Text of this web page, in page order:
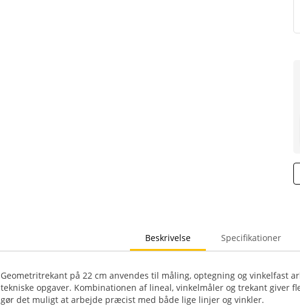
Beskrivelse Specifikationer
Geometritrekant på 22 cm anvendes til måling, optegning og vinkelfast
tekniske opgaver. Kombinationen af lineal, vinkelmåler og trekant giver
gør det muligt at arbejde præcist med både lige linjer og vinkler.